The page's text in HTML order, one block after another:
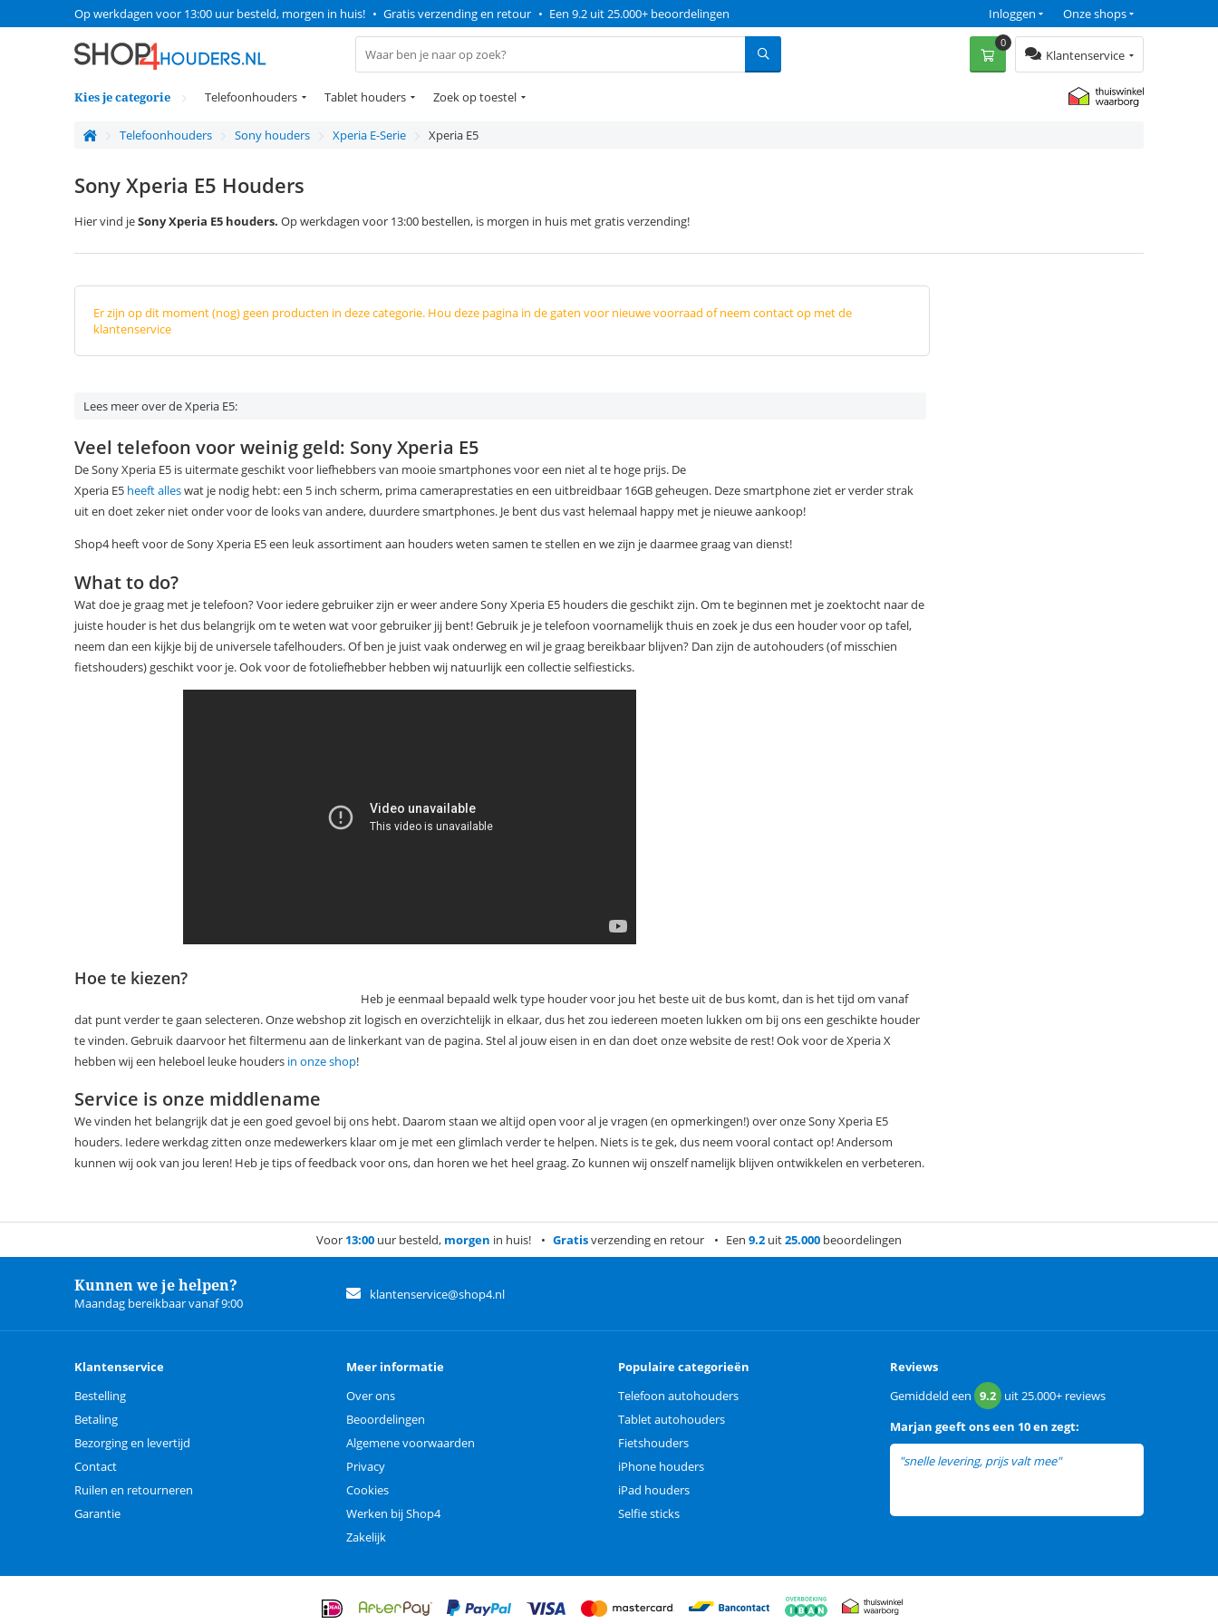
Op werkdagen voor 13:00 uur besteld, morgen in huis! • Gratis verzending en retour • Een 9.2 uit 25.000+ beoordelingen Onze shops
Inloggen
Klantenservice
0
Kies je categorie Telefoonhouders Tablet houders Zoek op toestel
Telefoonhouders Sony houders Xperia E-Serie Xperia E5
Sony Xperia E5 Houders
Hier vind jeSony Xperia E5 houders. Op werkdagen voor 13:00 bestellen, is morgen in huis met gratis verzending!
Er zijn op dit moment (nog) geen producten in deze categorie. Hou deze pagina in de gaten voor nieuwe voorraad of neem contact op met de
klantenservice
Lees meer over de Xperia E5:
Veel telefoon voor weinig geld: Sony Xperia E5
De Sony Xperia E5 is uitermate geschikt voor liefhebbers van mooie smartphones voor een niet al te hoge prijs. De
Xperia E5 heeft alleswat je nodig hebt: een 5 inch scherm, prima cameraprestaties en een uitbreidbaar 16GB geheugen. Deze smartphone ziet er verder strak
uit en doet zeker niet onder voor de looks van andere, duurdere smartphones. Je bent dus vast helemaal happy met je nieuwe aankoop!
Shop4 heeft voor de Sony Xperia E5 een leuk assortiment aan houders weten samen te stellen en we zijn je daarmee graag van dienst!
What to do?
Wat doe je graag met je telefoon? Voor iedere gebruiker zijn er weer andere Sony Xperia E5 houders die geschikt zijn. Om te beginnen met je zoektocht naar de
juiste houder is het dus belangrijk om te weten wat voor gebruiker jij bent! Gebruik je je telefoon voornamelijk thuis en zoek je dus een houder voor op tafel,
neem dan een kijkje bij de universele tafelhouders. Of ben je juist vaak onderweg en wil je graag bereikbaar blijven? Dan zijn de autohouders (of misschien
fietshouders) geschikt voor je. Ook voor de fotoliefhebber hebben wij natuurlijk een collectie selfiesticks.
Hoe te kiezen?
Heb je eenmaal bepaald welk type houder voor jou het beste uit de bus komt, dan is het tijd om vanaf
dat punt verder te gaan selecteren. Onze webshop zit logisch en overzichtelijk in elkaar, dus het zou iedereen moeten lukken om bij ons een geschikte houder
te vinden. Gebruik daarvoor het filtermenu aan de linkerkant van de pagina. Stel al jouw eisen in en dan doet onze website de rest! Ook voor de Xperia X
hebben wij een heleboel leuke houders in onze shop!
Service is onze middlename
We vinden het belangrijk dat je een goed gevoel bij ons hebt. Daarom staan we altijd open voor al je vragen (en opmerkingen!) over onze Sony Xperia E5
houders. Iedere werkdag zitten onze medewerkers klaar om je met een glimlach verder te helpen. Niets is te gek, dus neem vooral contact op! Andersom
kunnen wij ook van jou leren! Heb je tips of feedback voor ons, dan horen we het heel graag. Zo kunnen wij onszelf namelijk blijven ontwikkelen en verbeteren.
Voor 13:00 uur besteld, morgen in huis! Gratisverzending en retour Een 9.2 uit25.000 beoordelingen
Kunnen we je helpen?
Maandag bereikbaar vanaf 9:00
klantenservice@shop4.nl
Klantenservice
Bestelling
Betaling
Bezorging en levertijd
Contact
Ruilen en retourneren
Garantie
Meer informatie
Over ons
Beoordelingen
Algemene voorwaarden
Privacy
Cookies
Werken bij Shop4
Zakelijk
Populaire categorieën
Telefoon autohouders
Tablet autohouders
Fietshouders
iPhone houders
iPad houders
Selfie sticks
Reviews
Gemiddeld een 9.2 uit25.000+ reviews
Marjan geeft ons een 10 en zegt:
"snelle levering, prijs valt mee"